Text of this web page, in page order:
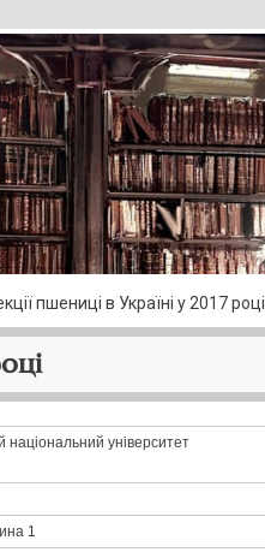
пшениці в Україні у 2017 році
національний університет
1